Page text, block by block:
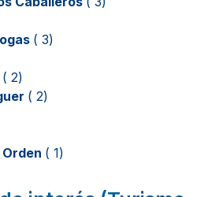
( 3)
( 2)
( 2)
( 1)